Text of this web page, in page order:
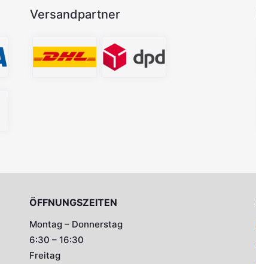
Versandpartner
ÖFFNUNGSZEITEN
Montag – Donnerstag
6:30 – 16:30
Freitag